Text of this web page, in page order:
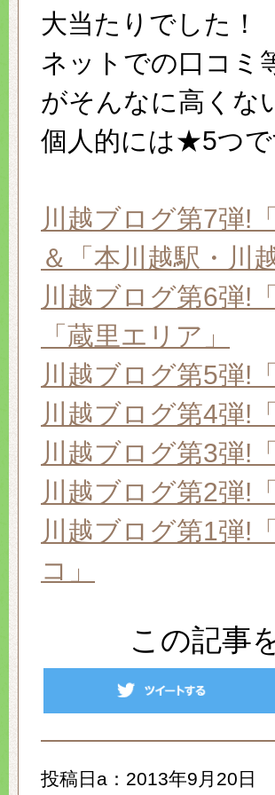
大当たりでした！
ネットでの口コミ
がそんなに高くな
個人的には★5つ
川越ブログ第7弾!
＆「本川越駅・川
川越ブログ第6弾!
「蔵里エリア」
川越ブログ第5弾!
川越ブログ第4弾!
川越ブログ第3弾!
川越ブログ第2弾!
川越ブログ第1弾!
コ」
この記事
投稿日a：2013年9月20日